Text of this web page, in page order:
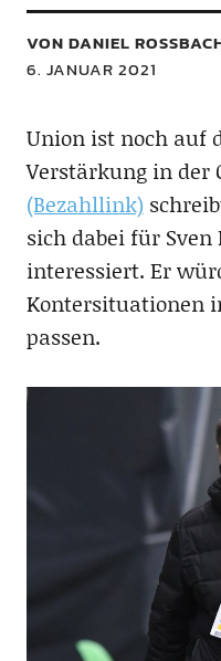
VON DANIEL ROSSBACH
6. JANUAR 2021
Union ist noch auf
Verstärkung in der
(Bezahllink)
sich dabei für
interessiert. Er
Kontersituationen
passen.